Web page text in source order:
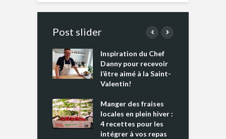
Post slider
Inspiration du Chef
Danny pour recevoir
l’être aimé à la Saint-
Valentin!
Manger des fraises
locales en plein hiver :
4 recettes pour les
intégrer à vos repas